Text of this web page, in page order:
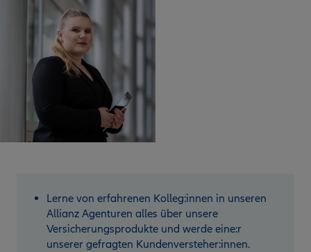
Lerne von erfahrenen Kolleg:innen in unseren
Allianz Agenturen alles über unsere
Versicherungsprodukte und werde eine:r
unserer gefragten Kundenversteher:innen.